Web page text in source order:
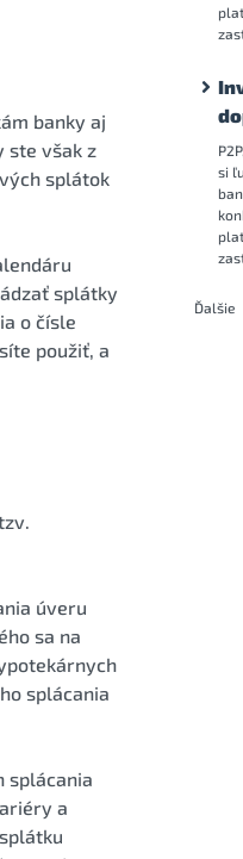
banky aj
ste však z
splátok
splátky
o čísle
použiť, a
úveru
sa na
splácania
splácania
a
si
Ďalšie